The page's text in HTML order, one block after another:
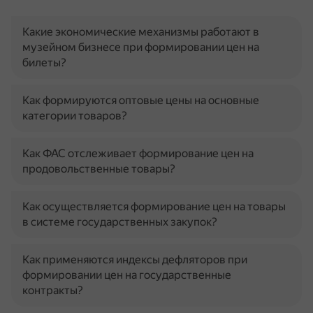
Какие экономические механизмы работают в
музейном бизнесе при формировании цен на
билеты?
Как формируются оптовые цены на основные
категории товаров?
Как ФАС отслеживает формирование цен на
продовольственные товары?
Как осуществляется формирование цен на товары
в системе государственных закупок?
Как применяются индексы дефляторов при
формировании цен на государственные
контракты?